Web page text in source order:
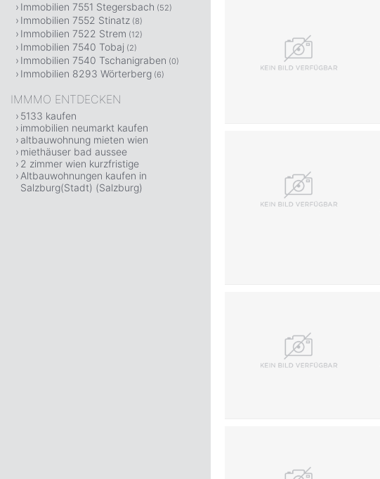
Immobilien 7551 Stegersbach (52)
Immobilien 7552 Stinatz (8)
Immobilien 7522 Strem (12)
Immobilien 7540 Tobaj (2)
Immobilien 7540 Tschanigraben (0)
Immobilien 8293 Wörterberg (6)
IMMMO ENTDECKEN
5133 kaufen
immobilien neumarkt kaufen
altbauwohnung mieten wien
miethäuser bad aussee
2 zimmer wien kurzfristige
Altbauwohnungen kaufen in
Salzburg(Stadt) (Salzburg)